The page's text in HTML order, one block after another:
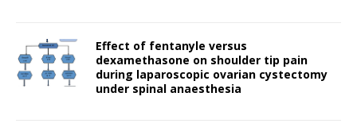
Effect of fentanyle versus
dexamethasone on shoulder tip pain
during laparoscopic ovarian cystectomy
under spinal anaesthesia